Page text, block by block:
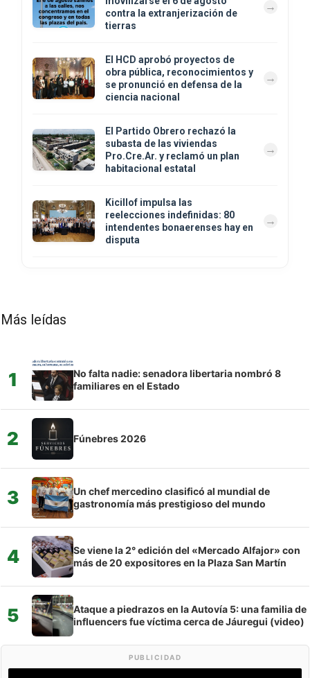
contra la extranjerización de
tierras
El HCD aprobó proyectos de
obra pública, reconocimientos y
se pronunció en defensa de la
ciencia nacional
El Partido Obrero rechazó la
subasta de las viviendas
Pro.Cre.Ar. y reclamó un plan
habitacional estatal
Kicillof impulsa las
reelecciones indefinidas: 80
intendentes bonaerenses hay en
disputa
Más leídas
1
No falta nadie: senadora libertaria nombró 8
familiares en el Estado
2 Fúnebres 2026
3
Un chef mercedino clasificó al mundial de
gastronomía más prestigioso del mundo
4
Se viene la 2° edición del «Mercado Alfajor» con
más de 20 expositores en la Plaza San Martín
5
Ataque a piedrazos en la Autovía 5: una familia de
influencers fue víctima cerca de Jáuregui (video)
PUBLICIDAD